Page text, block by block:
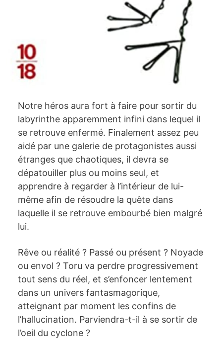
Notre héros aura fort à faire pour sortir du
labyrinthe apparemment infini dans lequel il
se retrouve enfermé. Finalement assez peu
aidé par une galerie de protagonistes aussi
étranges que chaotiques, il devra se
dépatouiller plus ou moins seul, et
apprendre à regarder à l’intérieur de lui-
même afin de résoudre la quête dans
laquelle il se retrouve embourbé bien malgré
lui.
Rêve ou réalité ? Passé ou présent ? Noyade
ou envol ? Toru va perdre progressivement
tout sens du réel, et s’enfoncer lentement
dans un univers fantasmagorique,
atteignant par moment les confins de
l’hallucination. Parviendra-t-il à se sortir de
l’oeil du cyclone ?